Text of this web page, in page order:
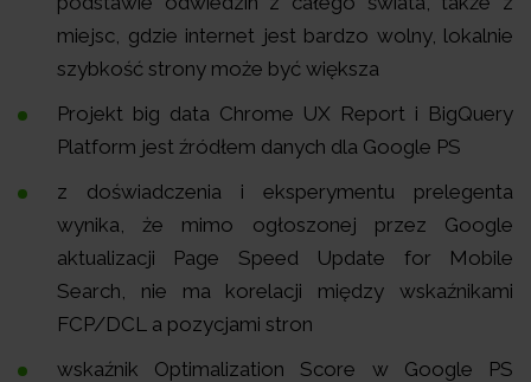
miejsc, gdzie internet jest bardzo wolny, lokalnie
szybkość strony może być większa
Projekt big data Chrome UX Report i BigQuery
Platform jest źródłem danych dla Google PS
z doświadczenia i eksperymentu prelegenta
wynika, że mimo ogłoszonej przez Google
aktualizacji Page Speed Update for Mobile
Search, nie ma korelacji między wskaźnikami
FCP/DCL a pozycjami stron
wskaźnik Optimalization Score w Google PS